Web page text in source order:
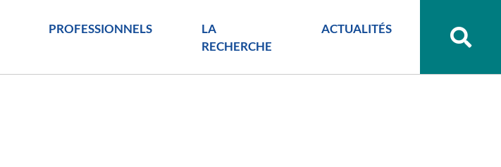
PROFESSIONNELS
LA
RECHERCHE
ACTUALITÉS
sur